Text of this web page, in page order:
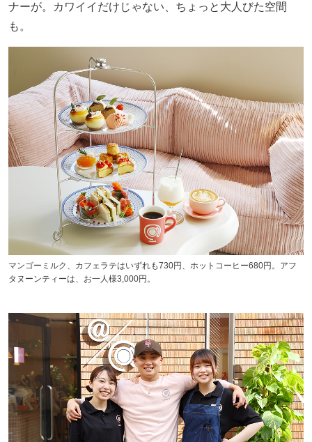
ナーが。カワイイだけじゃない、ちょっと大人びた空間
も。
マンゴーミルク、カフェラテはいずれも730円、ホットコーヒー680円。アフ
タヌーンティーは、お一人様3,000円。